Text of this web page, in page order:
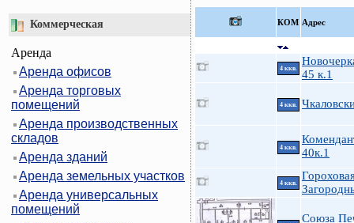
Коммерческая
Аренда
Аренда офисов
Аренда торговых
помещений
Аренда производственных
складов
Аренда зданий
Аренда земельных участков
Аренда универсальных
помещений
КOМ Адрес
4 ккв.
45 к.1
4 ккв.
4 ккв.
40к.1
4 ккв.
Союза